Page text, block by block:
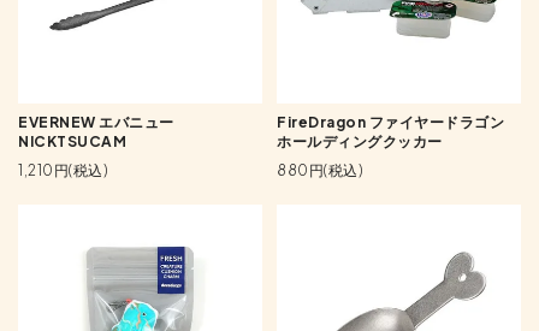
EVERNEW エバニュー
NICKTSUCAM
1,210円(税込)
FireDragon ファイヤードラゴン
ホールディングクッカー
880円(税込)